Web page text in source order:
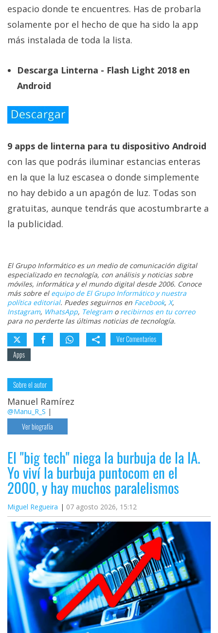
espacio donde te encuentres. Has de probarla
solamente por el hecho de que ha sido la app
más instalada de toda la lista.
Descarga Linterna - Flash Light 2018 en
Android
9 apps de linterna para tu dispositivo Android
con las que podrás iluminar estancias enteras
en la que la luz escasea o donde simplemente
no hay debido a un apagón de luz. Todas son
gratuitas, aunque tendrás que acostumbrarte a
la publicidad.
El Grupo Informático es un medio de comunicación digital
especializado en tecnología, con análisis y noticias sobre
móviles, informática y el mundo digital desde 2006. Conoce
más sobre el equipo de El Grupo Informático y nuestra
política editorial. Puedes seguirnos en Facebook, X,
Instagram, WhatsApp, Telegramo recibirnos en tu correo
para no perderte las últimas noticias de tecnología.
Ver Comentarios
Apps
Sobre el autor
Manuel Ramírez
@Manu_R_S |
Ver biografía
El "big tech" niega la burbuja de la IA.
Yo viví la burbuja puntocom en el
2000, y hay muchos paralelismos
Miguel Regueira 07 agosto 2026, 15:12